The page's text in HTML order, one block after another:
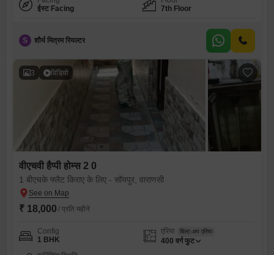
ईस्ट Facing
7th Floor
S शौर्य मित्रम रियल्टर
3 विडियो
वीएचवी हैप्पी होम्स 2 0
1 बीएचके फ्लैट किराए के लिए - सॉयपुर, वाराणसी
₹ 18,000 / प्रति महीने
Config
1 BHK
एरिया बिल्ट-अप एरिया
400 वर्ग फुट